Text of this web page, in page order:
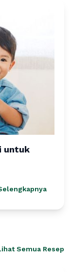
untuk
Semua Resep